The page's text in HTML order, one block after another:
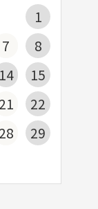
1
7
8
14
15
21
22
28
29